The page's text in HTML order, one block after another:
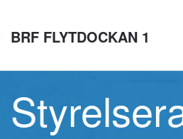
BRF FLYTDOCKAN 1